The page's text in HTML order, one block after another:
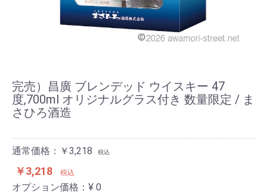
完売）昌廣 ブレンデッド ウイスキー 47
度,700ml オリジナルグラス付き 数量限定 / ま
さひろ酒造
通常価格：￥3,218 税込
￥3,218 税込
オプション価格：¥ 0